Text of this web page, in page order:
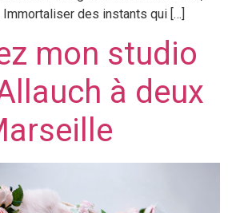
des instants qui […]
mon studio
à deux